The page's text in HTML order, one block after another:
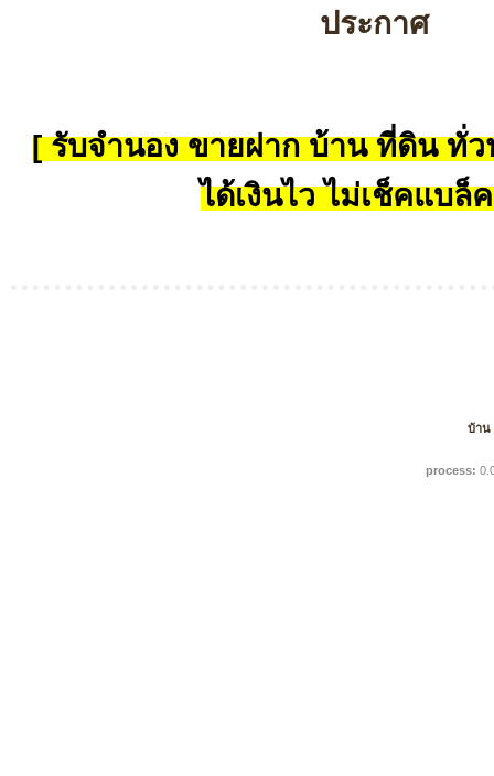
ประกาศ
[ รับจำนอง ขายฝาก บ้าน ที่ดิน ทั่ว
ได้เงินไว ไม่เช็คแบล็
บ้าน
process: